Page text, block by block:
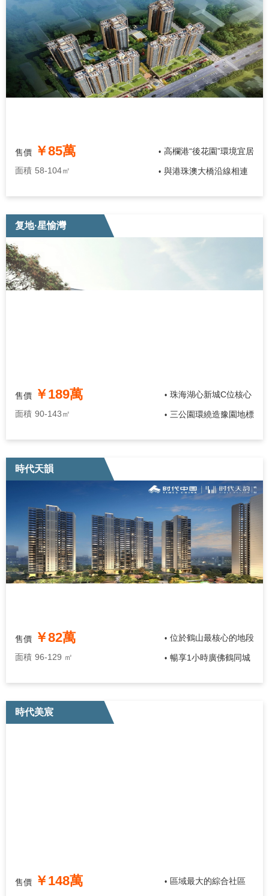
售價 ￥85萬
面積 58-104㎡
• 高欄港“後花園”環境宜居
• 與港珠澳大橋沿線相連
复地·星愉灣
售價 ￥189萬
面積 90-143㎡
• 珠海湖心新城C位核心
• 三公園環繞造豫園地標
時代天韻
售價 ￥82萬
面積 96-129 ㎡
• 位於鶴山最核心的地段
• 暢享1小時廣佛鶴同城
時代美宸
售價 ￥148萬 • 區域最大的綜合社區